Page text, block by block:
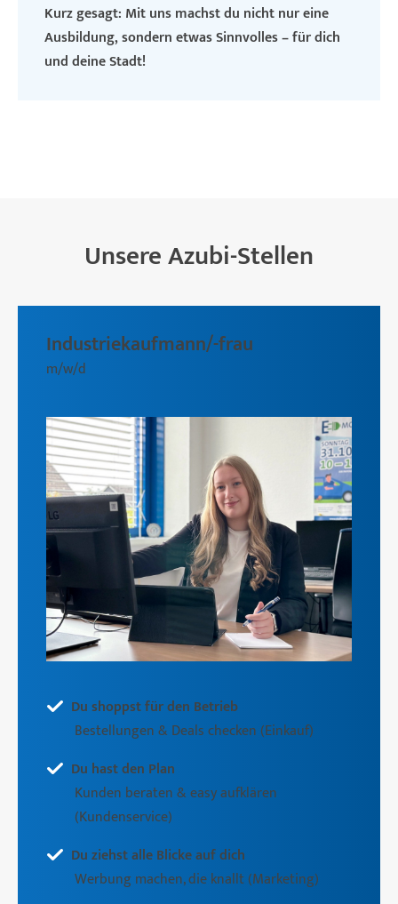
Kurz gesagt: Mit uns machst du nicht nur eine
Ausbildung, sondern etwas Sinnvolles – für dich
und deine Stadt!
Unsere Azubi-Stellen
Industriekaufmann/-frau
m/w/d
Du shoppst für den Betrieb
Bestellungen & Deals checken (Einkauf)
Du hast den Plan
Kunden beraten & easy aufklären
(Kundenservice)
Du ziehst alle Blicke auf dich
Werbung machen, die knallt (Marketing)